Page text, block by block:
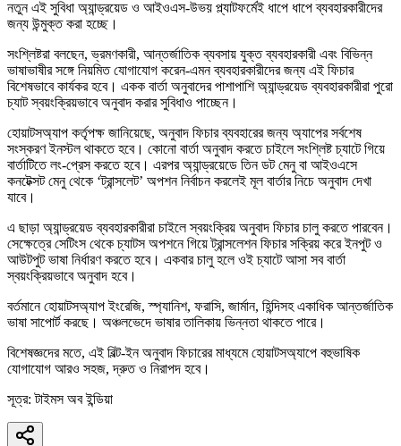
নতুন এই সুবিধা অ্যান্ড্রয়েড ও আইওএস-উভয় প্ল্যাটফর্মেই ধাপে ধাপে ব্যবহারকারীদের
জন্য উন্মুক্ত করা হচ্ছে।
সংশ্লিষ্টরা বলছেন, ভ্রমণকারী, আন্তর্জাতিক ব্যবসায় যুক্ত ব্যবহারকারী এবং বিভিন্ন
ভাষাভাষীর সঙ্গে নিয়মিত যোগাযোগ করেন-এমন ব্যবহারকারীদের জন্য এই ফিচার
বিশেষভাবে কার্যকর হবে। একক বার্তা অনুবাদের পাশাপাশি অ্যান্ড্রয়েড ব্যবহারকারীরা পুরো
চ্যাট স্বয়ংক্রিয়ভাবে অনুবাদ করার সুবিধাও পাচ্ছেন।
হোয়াটসঅ্যাপ কর্তৃপক্ষ জানিয়েছে, অনুবাদ ফিচার ব্যবহারের জন্য অ্যাপের সর্বশেষ
সংস্করণ ইনস্টল থাকতে হবে। কোনো বার্তা অনুবাদ করতে চাইলে সংশ্লিষ্ট চ্যাটে গিয়ে
বার্তাটিতে লং-প্রেস করতে হবে। এরপর অ্যান্ড্রয়েডে তিন ডট মেনু বা আইওএসে
কনটেক্সট মেনু থেকে ‘ট্রান্সলেট’ অপশন নির্বাচন করলেই মূল বার্তার নিচে অনুবাদ দেখা
যাবে।
এ ছাড়া অ্যান্ড্রয়েড ব্যবহারকারীরা চাইলে স্বয়ংক্রিয় অনুবাদ ফিচার চালু করতে পারবেন।
সেক্ষেত্রে সেটিংস থেকে চ্যাটস অপশনে গিয়ে ট্রান্সলেশন ফিচার সক্রিয় করে ইনপুট ও
আউটপুট ভাষা নির্ধারণ করতে হবে। একবার চালু হলে ওই চ্যাটে আসা সব বার্তা
স্বয়ংক্রিয়ভাবে অনুবাদ হবে।
বর্তমানে হোয়াটসঅ্যাপ ইংরেজি, স্প্যানিশ, ফরাসি, জার্মান, হিন্দিসহ একাধিক আন্তর্জাতিক
ভাষা সাপোর্ট করছে। অঞ্চলভেদে ভাষার তালিকায় ভিন্নতা থাকতে পারে।
বিশেষজ্ঞদের মতে, এই বিল্ট-ইন অনুবাদ ফিচারের মাধ্যমে হোয়াটসঅ্যাপে বহুভাষিক
যোগাযোগ আরও সহজ, দ্রুত ও নিরাপদ হবে।
সূত্র: টাইমস অব ইন্ডিয়া